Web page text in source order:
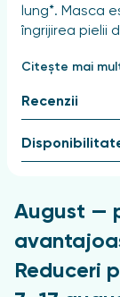
lung*. Masca
îngrijirea pielii
față
Citește mai
Recenzii
August —
Reduceri